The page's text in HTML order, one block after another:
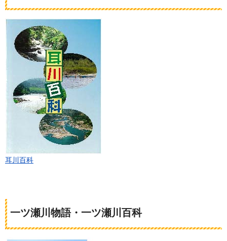
耳川百科
一ツ瀬川物語・一ツ瀬川百科